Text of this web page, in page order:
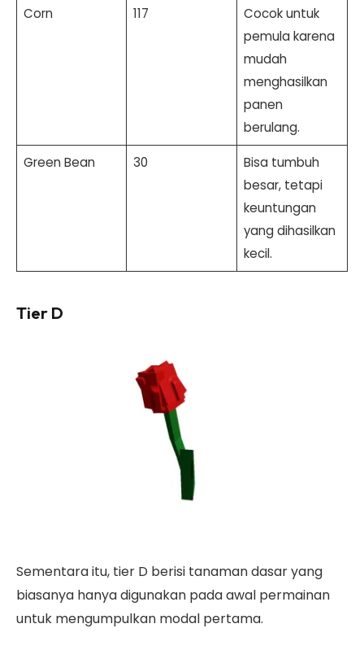
Corn 117
Cocok untuk
pemula karena
mudah
menghasilkan
panen
berulang.
Green Bean 30
Bisa tumbuh
besar, tetapi
keuntungan
yang dihasilkan
kecil.
Tier D
Sementara itu, tier D berisi tanaman dasar yang
biasanya hanya digunakan pada awal permainan
untuk mengumpulkan modal pertama.